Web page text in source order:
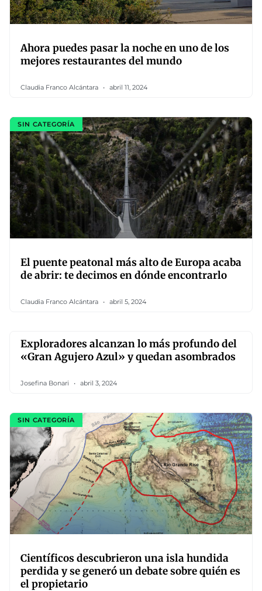
Ahora puedes pasar la noche en uno de los
mejores restaurantes del mundo
Claudia Franco Alcántara abril 11, 2024
SIN CATEGORÍA
El puente peatonal más alto de Europa acaba
de abrir: te decimos en dónde encontrarlo
Claudia Franco Alcántara abril 5, 2024
Exploradores alcanzan lo más profundo del
«Gran Agujero Azul» y quedan asombrados
Josefina Bonari abril 3, 2024
SIN CATEGORÍA
Científicos descubrieron una isla hundida
perdida y se generó un debate sobre quién es
el propietario